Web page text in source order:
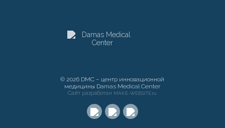
© 2026 DMC – центр инновационной
медицины Damas Medical Center
Сайт разработан MAKE-WEBSITE.ru